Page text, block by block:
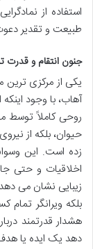
استفاده از
طبیعت و تقدیر
جنون انتقام و
یکی از مرکزی
آهاب، با وجود
روحی کاملاً توسط
حیوان، بلکه از
زده است. این
اخلاقیات و حتی
زیبایی نشان می دهد
بلکه ویرانگر تمام
هشدار قدرتمند
دهد یک ایده یا